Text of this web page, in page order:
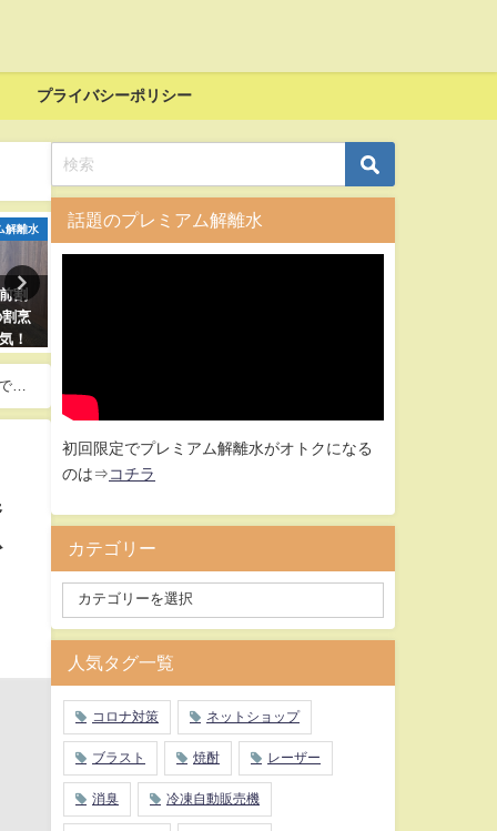
プライバシーポリシー
解離水
イ
会
ア
き
プレミアム解離水
ウ
話題のプレミアム解離水
初回限定でプレミアム解離水がオトクになる
のは⇒ コチラ
カテゴリー
人気タグ一覧
コロナ対策 ネットショップ
ブラスト 焼酎 レーザー
消臭 冷凍自動販売機